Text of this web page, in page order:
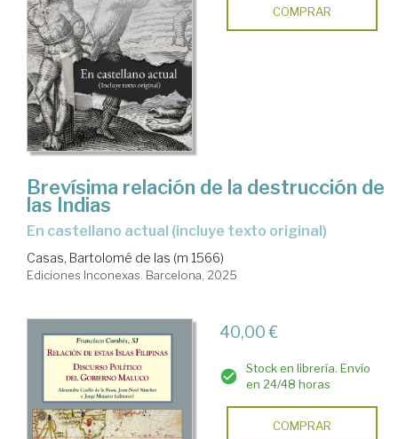
COMPRAR
Brevísima relación de la destrucción de
las Indias
En castellano actual (incluye texto original)
Casas, Bartolomé de las (m 1566)
Ediciones Inconexas. Barcelona, 2025
40,00 €
Stock en librería. Envío
en 24/48 horas
COMPRAR